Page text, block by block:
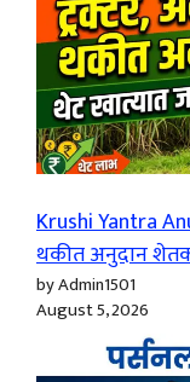
Krushi Yantra
थकीत अनुदान
by Admin1501
August 5, 2026